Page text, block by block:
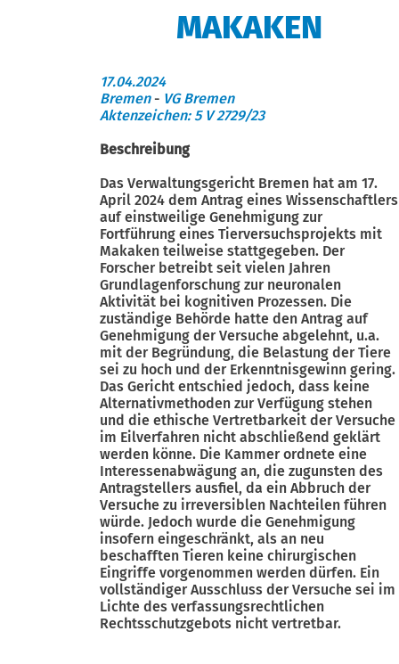
MAKAKEN
17.04.2024
Bremen- VG Bremen
Aktenzeichen: 5 V 2729/23
Beschreibung
Das Verwaltungsgericht Bremen hat am 17.
April 2024 dem Antrag eines Wissenschaftlers
auf einstweilige Genehmigung zur
Fortführung eines Tierversuchsprojekts mit
Makaken teilweise stattgegeben. Der
Forscher betreibt seit vielen Jahren
Grundlagenforschung zur neuronalen
Aktivität bei kognitiven Prozessen. Die
zuständige Behörde hatte den Antrag auf
Genehmigung der Versuche abgelehnt, u.a.
mit der Begründung, die Belastung der Tiere
sei zu hoch und der Erkenntnisgewinn gering.
Das Gericht entschied jedoch, dass keine
Alternativmethoden zur Verfügung stehen
und die ethische Vertretbarkeit der Versuche
im Eilverfahren nicht abschließend geklärt
werden könne. Die Kammer ordnete eine
Interessenabwägung an, die zugunsten des
Antragstellers ausfiel, da ein Abbruch der
Versuche zu irreversiblen Nachteilen führen
würde. Jedoch wurde die Genehmigung
insofern eingeschränkt, als an neu
beschafften Tieren keine chirurgischen
Eingriffe vorgenommen werden dürfen. Ein
vollständiger Ausschluss der Versuche sei im
Lichte des verfassungsrechtlichen
Rechtsschutzgebots nicht vertretbar.